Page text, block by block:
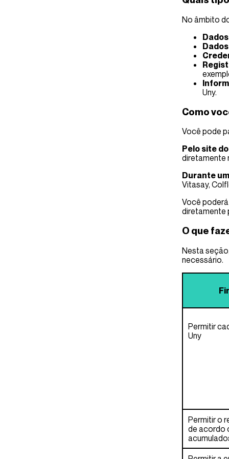
No âmbito
Uny.
Como
Você pode
Pelo site
diretamente
Durante
Vitasay,
Você
diretamente
O que
Nesta
necessário.
Permitir
Uny
Permitir o
de acordo